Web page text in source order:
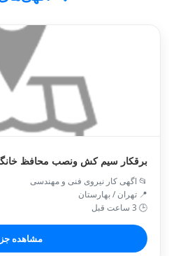
برقکار سیم کش ونصب محافظ
📂 اگهی کار نیروی فنی و مهندسی
📍 تهران / بهارستان
🕒 3 ساعت قبل
مشاهده